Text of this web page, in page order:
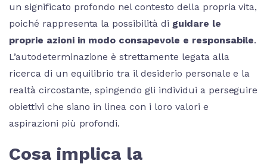
un significato profondo nel contesto della propria vita,
poiché rappresenta la possibilità di guidare le
proprie azioni in modo consapevole e responsabile.
L’autodeterminazione è strettamente legata alla
ricerca di un equilibrio tra il desiderio personale e la
realtà circostante, spingendo gli individui a perseguire
obiettivi che siano in linea con i loro valori e
aspirazioni più profondi.
Cosa implica la